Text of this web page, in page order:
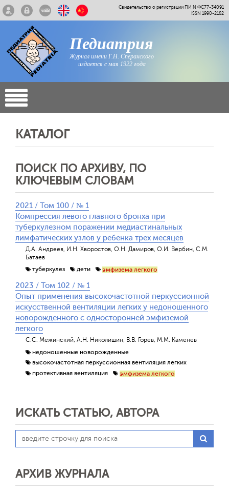
Свидетельство о регистрации ПИ N ФС77-34091
ISSN 1990-2182
Педиатрия
Журнал имени Г.Н. Сперанского
издается с мая 1922 года
КАТАЛОГ
ПОИСК ПО АРХИВУ, ПО
КЛЮЧЕВЫМ СЛОВАМ
2021 / Том 100 / № 1
Компрессия левого главного бронха при
туберкулезном поражении медиастинальных
лимфатических узлов у ребенка трех месяцев
Д.А. Андреев, И.Н. Хворостов, О.Н. Дамиров, О.И. Вербин, С.М.
Батаев
туберкулез
дети эмфизема легкого
2023 / Том 102 / № 1
Опыт применения высокочастотной перкуссионной
искусcтвенной вентиляции легких у недоношенного
новорожденного с односторонней эмфиземой
легкого
С.С. Межинский, А.Н. Николишин, В.В. Горев, М.М. Каменев
недоношенные новорожденные
высокочастотная перкуссионная вентиляция легких
протективная вентиляция
эмфизема легкого
ИСКАТЬ СТАТЬЮ, АВТОРА
АРХИВ ЖУРНАЛА